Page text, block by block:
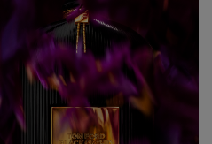
jouw bestelling te
van een
winkel bij jou in de
Neem wel je